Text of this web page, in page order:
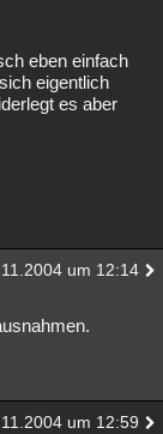
eben einfach
eigentlich
es aber
um 12:14
um 12:59